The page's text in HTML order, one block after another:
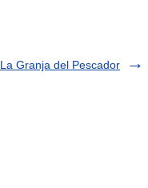
La Granja del Pescador